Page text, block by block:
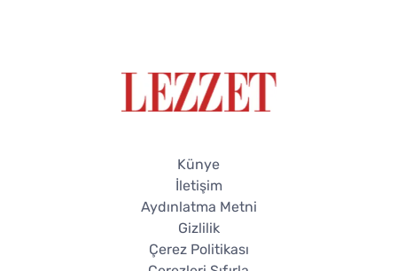
Künye
İletişim
Aydınlatma Metni
Gizlilik
Çerez Politikası